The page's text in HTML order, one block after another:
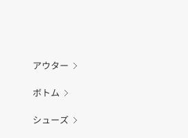
アウター
ボトム
シューズ